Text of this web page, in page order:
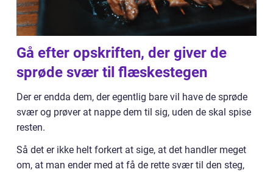
Gå efter opskriften, der giver de
sprøde svær til flæskestegen
Der er endda dem, der egentlig bare vil have de sprøde
svær og prøver at nappe dem til sig, uden de skal spise
resten.
Så det er ikke helt forkert at sige, at det handler meget
om, at man ender med at få de rette svær til den steg,